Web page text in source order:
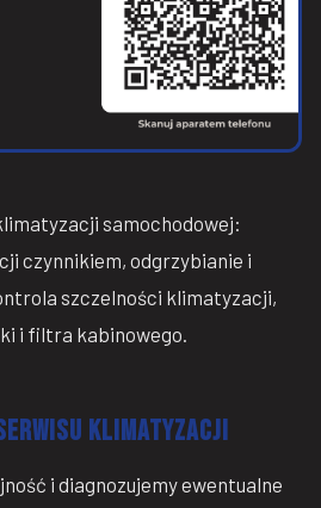
samochodowej:
czynnikiem, odgrzybianie i
szczelności klimatyzacji,
i filtra kabinowego.
KLIMATYZACJI
i diagnozujemy ewentualne